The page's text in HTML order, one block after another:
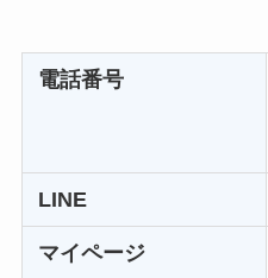
電話番号
LINE
マイページ